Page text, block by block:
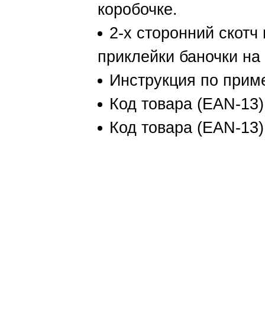
коробочке.
2-х сторонний
приклейки баночки
Инструкция по
Код товара (EAN-
Код товара (EAN-